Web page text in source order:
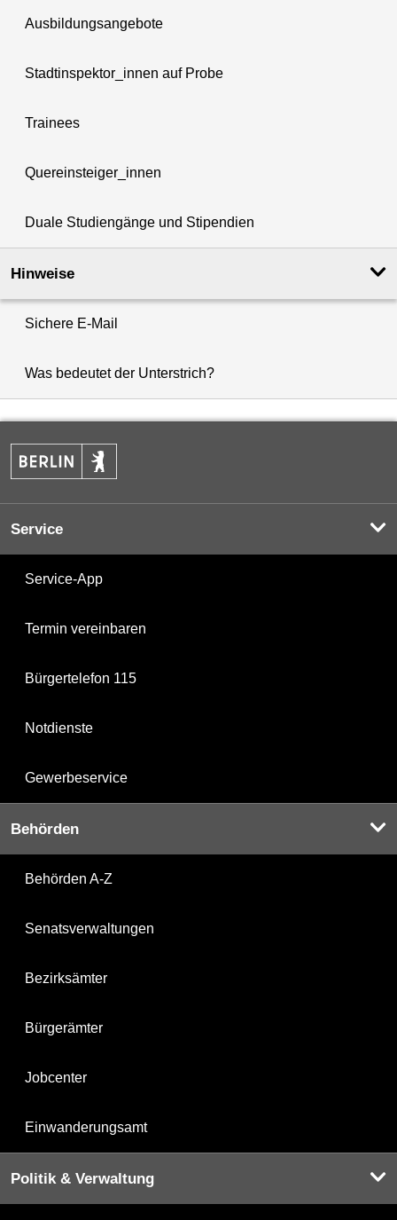
Ausbildungsangebote
Stadtinspektor_innen auf Probe
Trainees
Quereinsteiger_innen
Duale Studiengänge und Stipendien
Hinweise
Sichere E-Mail
Was bedeutet der Unterstrich?
Service
Service-App
Termin vereinbaren
Bürgertelefon 115
Notdienste
Gewerbeservice
Behörden
Behörden A-Z
Senatsverwaltungen
Bezirksämter
Bürgerämter
Jobcenter
Einwanderungsamt
Politik & Verwaltung